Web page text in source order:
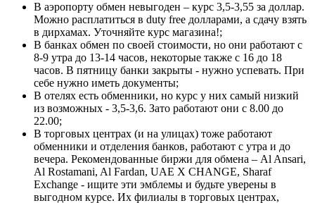
В аэропорту обмен невыгоден – курс 3,5-3,55 за доллар.
Можно расплатиться в duty free долларами, а сдачу взять
в дирхамах. Уточняйте курс магазина!;
В банках обмен по своей стоимости, но они работают с
8-9 утра до 13-14 часов, некоторые также с 16 до 18
часов. В пятницу банки закрыты - нужно успевать. При
себе нужно иметь документы;
В отелях есть обменники, но курс у них самый низкий
из возможных - 3,5-3,6. Зато работают они с 8.00 до
22.00;
В торговых центрах (и на улицах) тоже работают
обменники и отделения банков, работают с утра и до
вечера. Рекомендованные биржи для обмена – Al Ansari,
Al Rostamani, Al Fardan, UAE X CHANGE, Sharaf
Exchange - ищите эти эмблемы и будьте уверены в
выгодном курсе. Их филиалы в торговых центрах,